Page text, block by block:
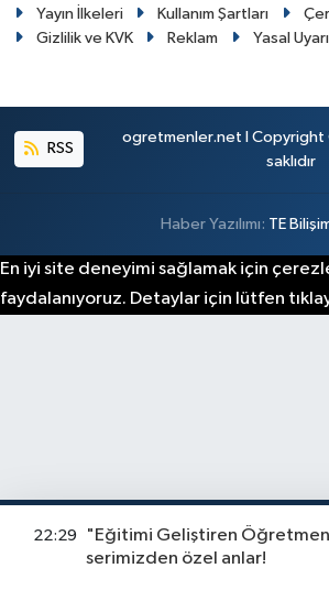
Yayın İlkeleri
Kullanım Şartları
Gizlilik ve KVK
Reklam Yasal Uyarı
RSS
ogretmenler.net I Copyright
saklıdır
Haber Yazılımı: TE
En iyi site deneyimi sağlamak için
faydalanıyoruz. Detaylar için lütfen
22:29
"Eğitimi Geliştiren
serimizden özel anlar!